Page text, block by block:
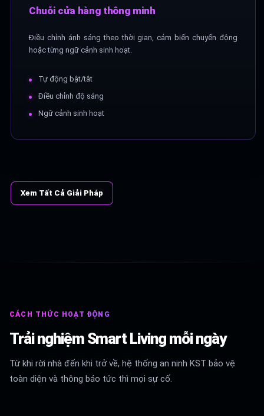
Chuỗi cửa hàng thông minh
Điều chỉnh ánh sáng theo thời gian, cảm biến chuyển động
hoặc từng ngữ cảnh sinh hoạt.
Tự động bật/tắt
Điều chỉnh độ sáng
Ngữ cảnh sinh hoạt
Xem Tất Cả Giải Pháp
CÁCH THỨC HOẠT ĐỘNG
Trải nghiệm Smart Living mỗi ngày
Từ khi rời nhà đến khi trở về, hệ thống an ninh KST bảo vệ
toàn diện và thông báo tức thì mọi sự cố.